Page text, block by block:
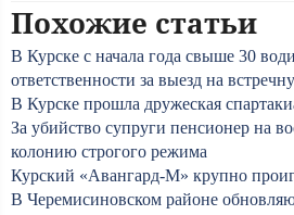
Похожие статьи
В Курске с начала года свыше 30
ответственности за выезд на
В Курске прошла дружеская
За убийство супруги пенсионер на
колонию строгого режима
Курский «Авангард-М» крупно
В Черемисиновском районе